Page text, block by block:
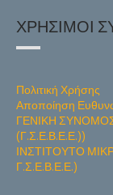
ΧΡΉΣΙΜΟΙ
Πολιτική Χρήσης
Αποποίηση
ΓΕΝΙΚΗ
(Γ.Σ.Ε.Β.Ε.Ε.))
ΙΝΣΤΙΤΟΥΤΟ
Γ.Σ.Ε.Β.Ε.Ε.)